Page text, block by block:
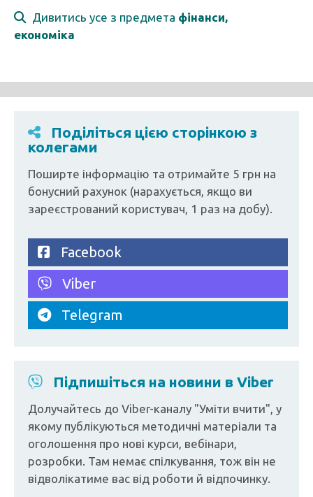
Дивитись усе з предмета фінанси,
економіка
Поділіться цією сторінкою з
колегами
Поширте інформацію та отримайте 5 грн на
бонусний рахунок (нарахується, якщо ви
зареєстрований користувач, 1 раз на добу).
Facebook
Viber
Telegram
Підпишіться на новини в Viber
Долучайтесь до Viber-каналу "Уміти вчити", у
якому публікуються методичні матеріали та
оголошення про нові курси, вебінари,
розробки. Там немає спілкування, тож він не
відволікатиме вас від роботи й відпочинку.